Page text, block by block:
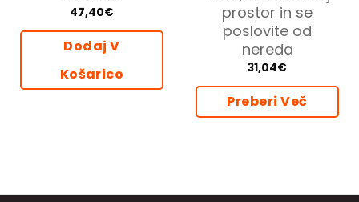
47,40€
Dodaj V
Košarico
prostor in se
poslovite od
nereda
31,04€
Preberi Več